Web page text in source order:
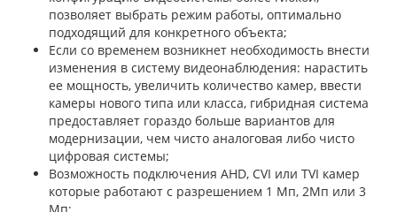
позволяет выбрать режим работы, оптимально
подходящий для конкретного объекта;
Если со временем возникнет необходимость внести
изменения в систему видеонаблюдения: нарастить
ее мощность, увеличить количество камер, ввести
камеры нового типа или класса, гибридная система
предоставляет гораздо больше вариантов для
модернизации, чем чисто аналоговая либо чисто
цифровая системы;
Возможность подключения AHD, CVI или TVI камер
которые работают с разрешением 1 Мп, 2Мп или 3